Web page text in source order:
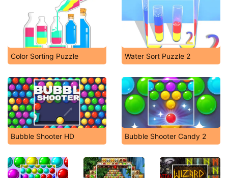
Color Sorting Puzzle Water Sort Puzzle 2
Bubble Shooter HD Bubble Shooter Candy 2